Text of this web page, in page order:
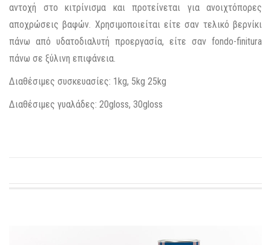
αντοχή στο κιτρίνισμα και προτείνεται για ανοιχτόπορες
αποχρώσεις βαφών. Χρησιμοποιείται είτε σαν τελικό βερνίκι
πάνω από υδατοδιαλυτή προεργασία, είτε σαν fondo-finitura
πάνω σε ξύλινη επιφάνεια.
Διαθέσιμες συσκευασίες: 1kg, 5kg 25kg
Διαθέσιμες γυαλάδες: 20gloss, 30gloss